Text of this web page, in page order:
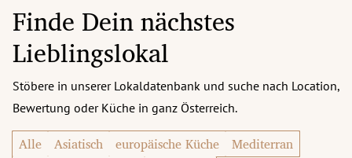
Finde Dein nächstes
Lieblingslokal
Stöbere in unserer Lokaldatenbank und suche nach Location,
Bewertung oder Küche in ganz Österreich.
Alle Asiatisch europäische Küche
Mediterran